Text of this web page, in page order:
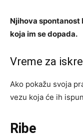
Njihova spontanost
koja im se dopada.
Vreme za
Ako pokažu svoja
vezu koja će ih
Ribe